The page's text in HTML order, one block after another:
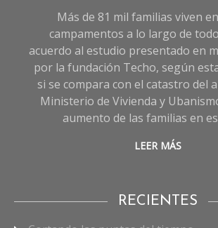
Más de 81 mil familias viven
campamentos a lo largo de
acuerdo al estudio presentado en
por la fundación Techo, según
si se compara con el catastro del
Ministerio de Vivienda y
aumento de las familias en
LEER MÁS
RECIENTES